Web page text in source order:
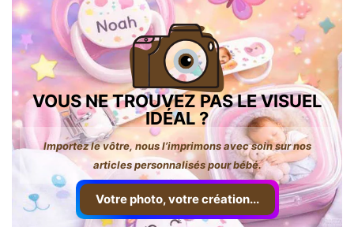
VOUS NE TROUVEZ PAS LE VISUEL
IDÉAL ?
Importez le vôtre, nous l’imprimons avec soin sur nos
articles personnalisés pour bébé.
Votre photo, votre création...